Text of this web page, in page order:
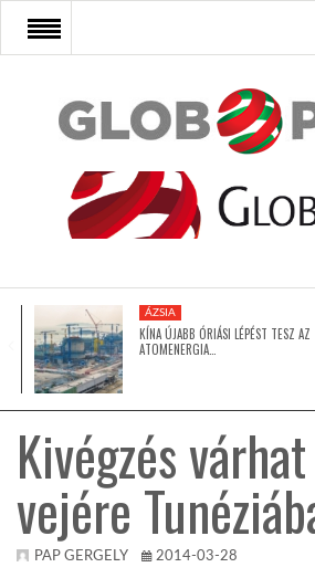
FŐOLDAL
AFRIKA
ÁZSIA
LATIN-AMERIKA
KÖZEL-KELET
ÁZSIA
KÍNA ÚJABB ÓRIÁSI LÉPÉST TESZ AZ
ATOMENERGIA…
Kivégzés
vejére
PAP GERGELY 2014-03-28